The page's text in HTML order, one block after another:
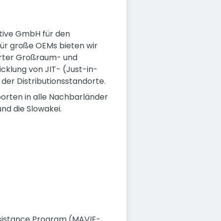
GmbH für den
große OEMs bieten wir
Großraum- und
von JIT- (Just-in-
Distributionsstandorte.
in alle Nachbarländer
die Slowakei.